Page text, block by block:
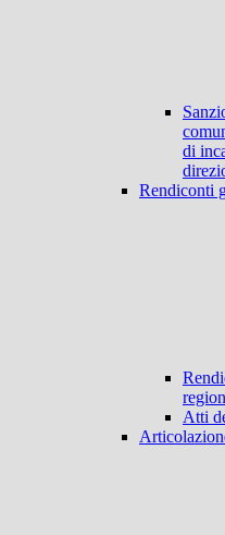
di
Rendiconti
Atti